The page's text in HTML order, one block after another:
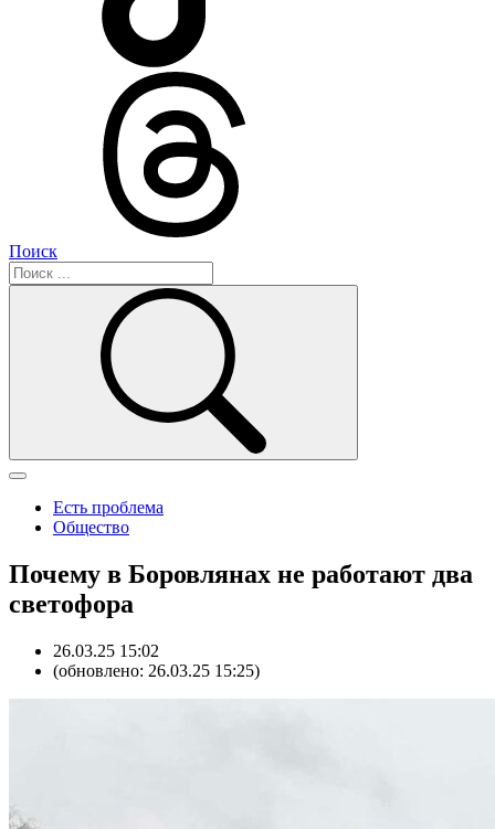
Поиск
Есть проблема
Общество
Почему в Боровлянах не работают два
светофора
26.03.25 15:02
(обновлено: 26.03.25 15:25)